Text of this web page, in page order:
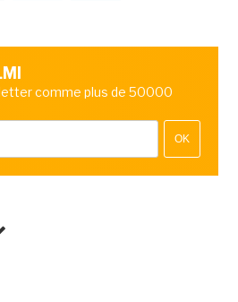
comme plus de 50000
OK